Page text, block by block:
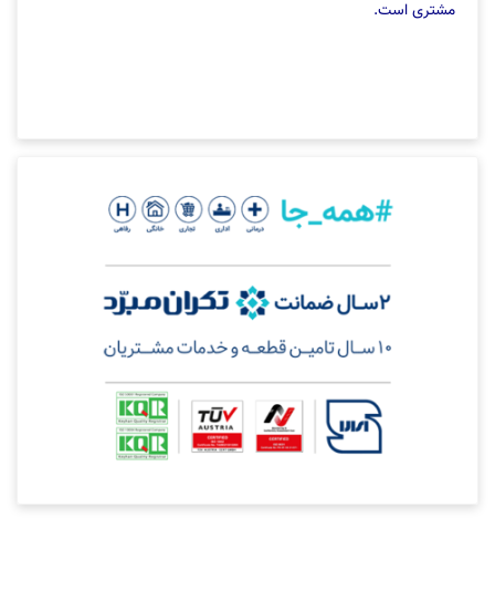
مشتری است.